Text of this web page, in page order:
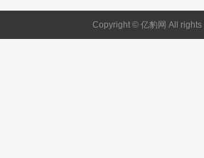
Copyright © 亿豹网 All